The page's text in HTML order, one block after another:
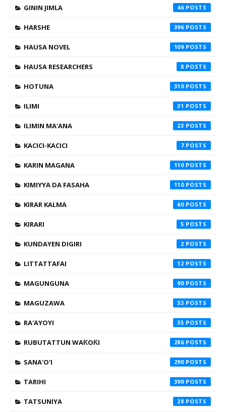
GININ JIMLA 46
HARSHE 396
HAUSA NOVEL 109
HAUSA RESEARCHERS 8
HOTUNA 310
ILIMI 31
ILIMIN MA'ANA 23
KACICI-KACICI 7
KARIN MAGANA 110
KIMIYYA DA FASAHA 110
KIRAR KALMA 60
KIRARI 5
KUNDAYEN DIGIRI 2
LITTATTAFAI 12
MAGUNGUNA 90
MAGUZAWA 33
RA'AYOYI 35
RUBUTATTUN WAƘOƘI 286
SANA'O'I 290
TARIHI 390
TATSUNIYA 28